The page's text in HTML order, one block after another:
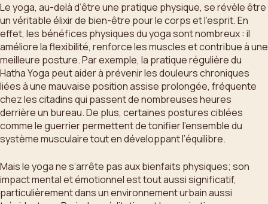
Le yoga, au-delà d’être une pratique physique, se révèle être
un véritable élixir de bien-être pour le corps et l’esprit. En
effet, les bénéfices physiques du yoga sont nombreux : il
améliore la flexibilité, renforce les muscles et contribue à une
meilleure posture. Par exemple, la pratique régulière du
Hatha Yoga peut aider à prévenir les douleurs chroniques
liées à une mauvaise position assise prolongée, fréquente
chez les citadins qui passent de nombreuses heures
derrière un bureau. De plus, certaines postures ciblées
comme le guerrier permettent de tonifier l’ensemble du
système musculaire tout en développant l’équilibre.
Mais le yoga ne s’arrête pas aux bienfaits physiques; son
impact mental et émotionnel est tout aussi significatif,
particulièrement dans un environnement urbain aussi